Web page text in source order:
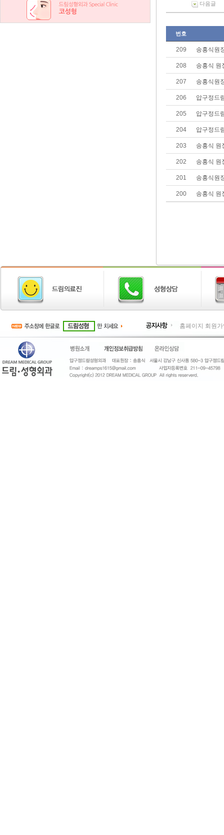
다음글
번호
209 송홍식원
208 송홍식 원
207 송홍식원
206 압구정드
205 압구정드
204 압구정드
203 송홍식 원
202 송홍식 원
201 송홍식원
200 송홍식 원
홈페이지 회원